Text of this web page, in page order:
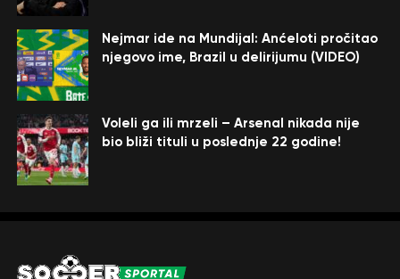
Nejmar ide na Mundijal: Anćeloti pročitao
njegovo ime, Brazil u delirijumu (VIDEO)
Voleli ga ili mrzeli – Arsenal nikada nije
bio bliži tituli u poslednje 22 godine!